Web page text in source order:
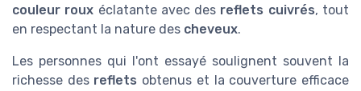
couleur roux éclatante avec des reflets cuivrés, tout
en respectant la nature des cheveux.
Les personnes qui l'ont essayé soulignent souvent la
richesse des reflets obtenus et la couverture efficace